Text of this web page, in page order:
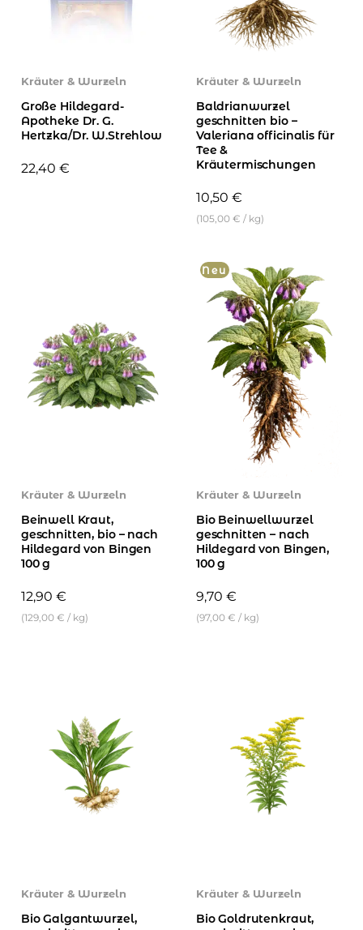
Kräuter & Wurzeln
Große Hildegard-
Apotheke Dr. G.
Hertzka/Dr. W.Strehlow
22,40 €
Kräuter & Wurzeln
Baldrianwurzel
geschnitten bio –
Valeriana officinalis für
Tee &
Kräutermischungen
10,50 €
(105,00 € / kg)
Kräuter & Wurzeln
Beinwell Kraut,
geschnitten, bio – nach
Hildegard von Bingen
100 g
12,90 €
(129,00 € / kg)
Neu
Kräuter & Wurzeln
Bio Beinwellwurzel
geschnitten – nach
Hildegard von Bingen,
100 g
9,70 €
(97,00 € / kg)
Kräuter & Wurzeln
Bio Galgantwurzel,
Kräuter & Wurzeln
Bio Goldrutenkraut,